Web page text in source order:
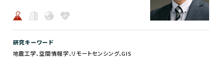
研究キーワード
地震工学、空間情報学、リモートセンシング、GIS